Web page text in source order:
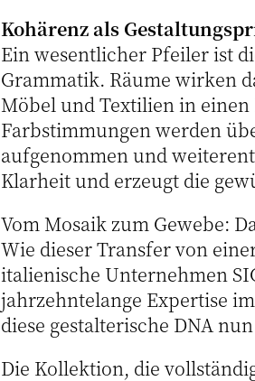
Kohärenz als
Ein wesentlicher Pfeiler ist
Grammatik. Räume wirken
Möbel und Textilien in
Farbstimmungen werden
aufgenommen und
Klarheit und erzeugt die
Vom Mosaik zum Gewebe:
Wie dieser Transfer von
italienische Unternehmen
jahrzehntelange Expertise
diese gestalterische DNA
Die Kollektion, die